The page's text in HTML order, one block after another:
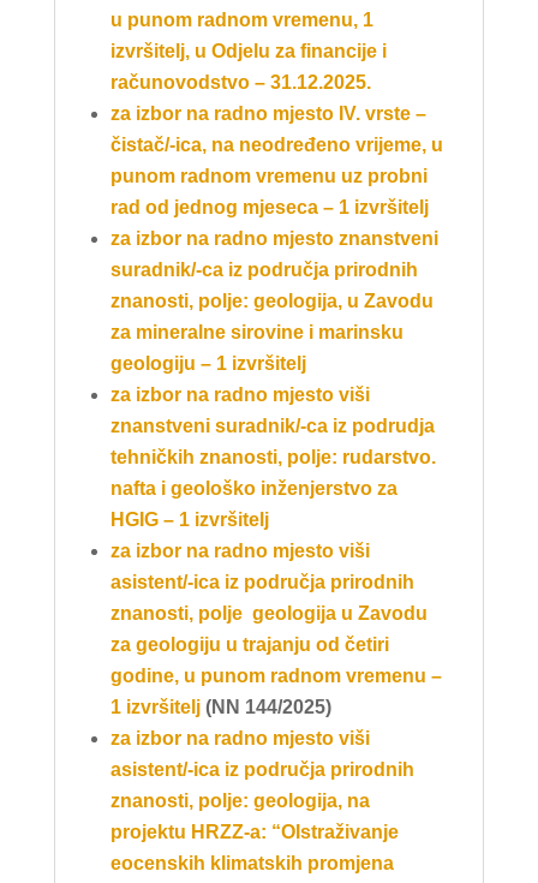
u punom radnom vremenu, 1
izvršitelj, u Odjelu za financije i
računovodstvo – 31.12.2025.
za izbor na radno mjesto IV. vrste –
čistač/-ica, na neodređeno vrijeme, u
punom radnom vremenu uz probni
rad od jednog mjeseca – 1 izvršitelj
za izbor na radno mjesto znanstveni
suradnik/-ca iz područja prirodnih
znanosti, polje: geologija, u Zavodu
za mineralne sirovine i marinsku
geologiju – 1 izvršitelj
za izbor na radno mjesto viši
znanstveni suradnik/-ca iz podrudja
tehničkih znanosti, polje: rudarstvo.
naftai geološko inženjerstvo za
HGIG – 1 izvršitelj
za izbor na radno mjesto viši
asistent/-ica iz područja prirodnih
znanosti, polje geologija u Zavodu
za geologiju u trajanju od četiri
godine, u punom radnom vremenu –
1 izvršitelj(NN 144/2025)
za izbor na radno mjesto viši
asistent/-ica iz područja prirodnih
znanosti, polje: geologija, na
projektu HRZZ-a: “OIstraživanje
eocenskih klimatskih promjena